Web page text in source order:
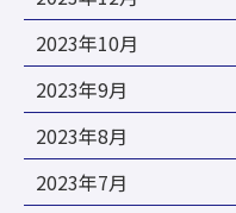
2023年10月
2023年9月
2023年8月
2023年7月